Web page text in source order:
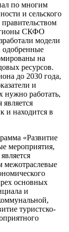
по многим
и сельского
СКФО
модели
одобренные
на
ресурсов.
до 2030 года,
и
работать,
и находится в
«Развитие
мероприятия,
межотраслевые
основных
и
туристско-